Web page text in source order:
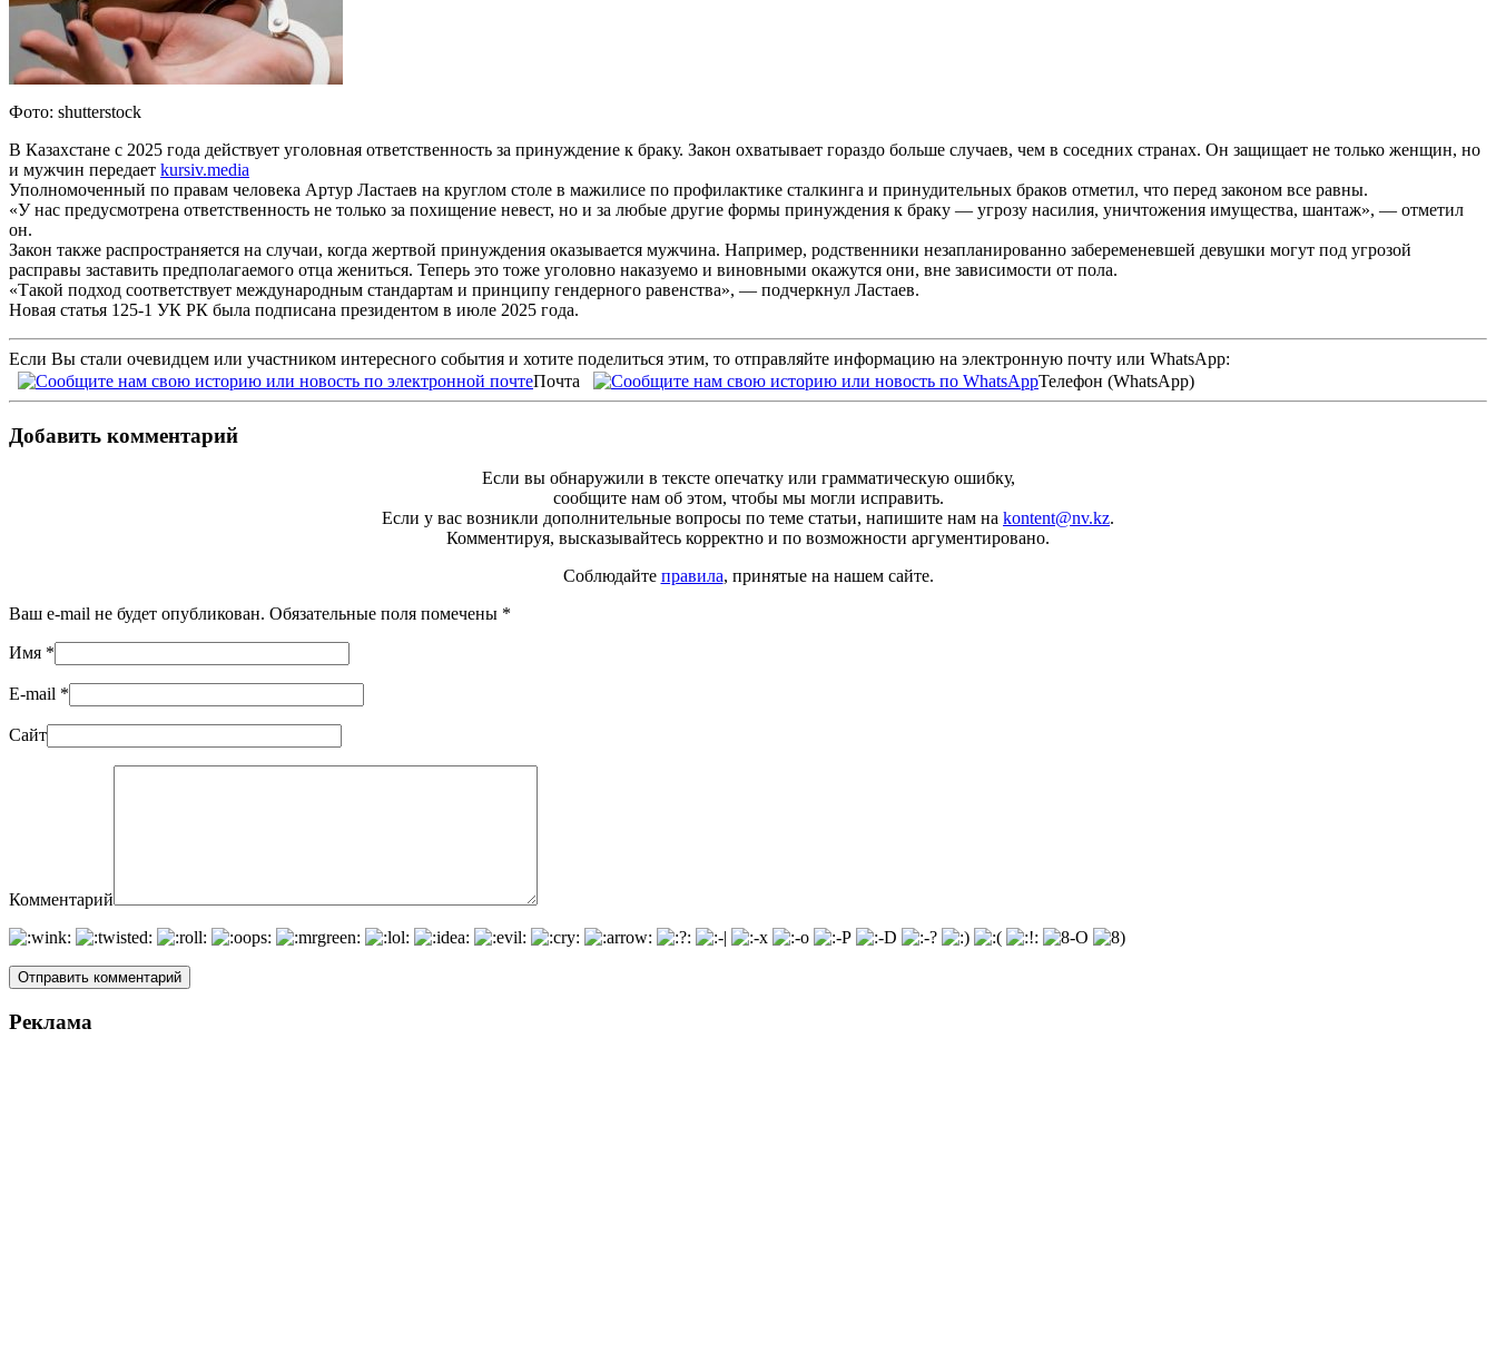
Фото: shutterstock
В Казахстане с 2025 года действует уголовная ответственность за принуждение к браку. Закон охватывает гораздо больше случаев, чем в соседних странах. Он защищает не только женщин, но
и мужчин передает kursiv.media
Уполномоченный по правам человека Артур Ластаев на круглом столе в мажилисе по профилактике сталкинга и принудительных браков отметил, что перед законом все равны.
«У нас предусмотрена ответственность не только за похищение невест, но и за любые другие формы принуждения к браку — угрозу насилия, уничтожения имущества, шантаж», — отметил
он.
Закон также распространяется на случаи, когда жертвой принуждения оказывается мужчина. Например, родственники незапланированно забеременевшей девушки могут под угрозой
расправы заставить предполагаемого отца жениться. Теперь это тоже уголовно наказуемо и виновными окажутся они, вне зависимости от пола.
«Такой подход соответствует международным стандартам и принципу гендерного равенства», — подчеркнул Ластаев.
Новая статья 125-1 УК РК была подписана президентом в июле 2025 года.
Если Вы стали очевидцем или участником интересного события и хотите поделиться этим, то отправляйте информацию на электронную почту или WhatsApp:
Почта
Телефон (WhatsApp)
Добавить комментарий
Если вы обнаружили в тексте опечатку или грамматическую ошибку,
сообщите нам об этом, чтобы мы могли исправить.
Если у вас возникли дополнительные вопросы по теме статьи, напишите нам на kontent@nv.kz.
Комментируя, высказывайтесь корректно и по возможности аргументировано.
Соблюдайте правила, принятые на нашем сайте.
Ваш e-mail не будет опубликован. Обязательные поля помечены *
Имя *
E-mail *
Сайт
Комментарий
Реклама